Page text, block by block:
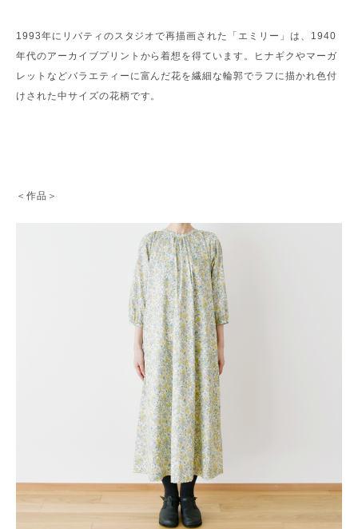
1993年にリバティのスタジオで再描画された「エミリー」は、1940
年代のアーカイブプリントから着想を得ています。ヒナギクやマーガ
レットなどバラエティーに富んだ花を繊細な輪郭でラフに描かれ色付
けされた中サイズの花柄です。
＜作品＞